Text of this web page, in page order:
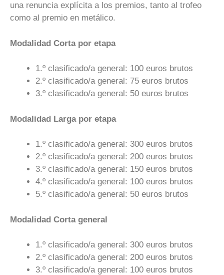
una renuncia explícita a los premios, tanto al trofeo
como al premio en metálico.
Modalidad Corta por etapa
1.º clasificado/a general: 100 euros brutos
2.º clasificado/a general: 75 euros brutos
3.º clasificado/a general: 50 euros brutos
Modalidad Larga por etapa
1.º clasificado/a general: 300 euros brutos
2.º clasificado/a general: 200 euros brutos
3.º clasificado/a general: 150 euros brutos
4.º clasificado/a general: 100 euros brutos
5.º clasificado/a general: 50 euros brutos
Modalidad Corta general
1.º clasificado/a general: 300 euros brutos
2.º clasificado/a general: 200 euros brutos
3.º clasificado/a general: 100 euros brutos